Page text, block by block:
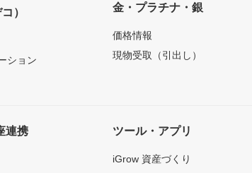
）
ション
金・プラチナ・銀
価格情報
現物受取（引出し）
連携 ツール・アプリ
iGrow 資産づくり